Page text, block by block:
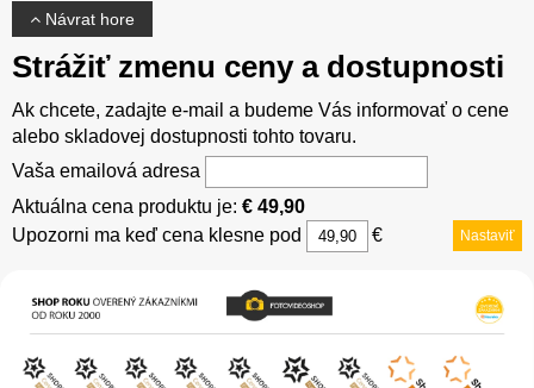
Návrat hore
Strážiť zmenu ceny a dostupnosti
Ak chcete, zadajte e-mail a budeme Vás informovať o cene
alebo skladovej dostupnosti tohto tovaru.
Vaša emailová adresa
Aktuálna cena produktu je: € 49,90
Upozorni ma keď cena klesne pod
€ Nastaviť